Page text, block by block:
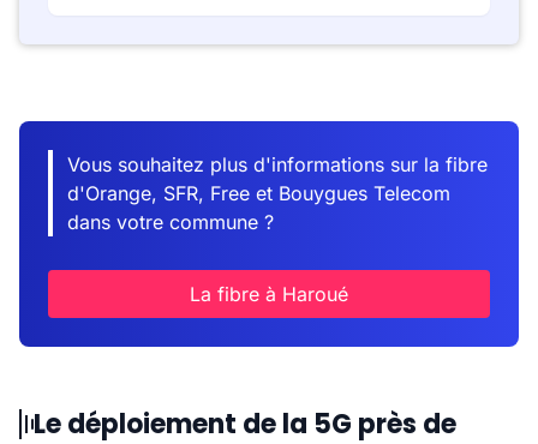
Vous souhaitez plus d'informations sur la fibre
d'Orange, SFR, Free et Bouygues Telecom
dans votre commune ?
La fibre à Haroué
Le déploiement de la 5G près de